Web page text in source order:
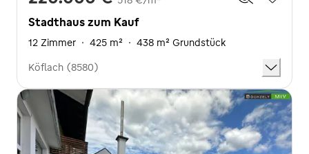
Stadthaus zum Kauf
12 Zimmer · 425 m² · 438 m² Grundstück
Köflach (8580)